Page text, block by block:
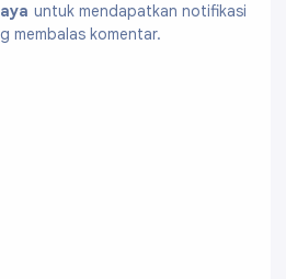
untuk mendapatkan notifikasi
membalas komentar.